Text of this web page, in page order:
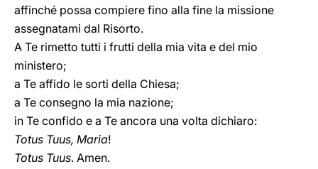
affinché possa compiere fino alla fine la missione
assegnatami dal Risorto.
A Te rimetto tutti i frutti della mia vita e del mio
ministero;
a Te affido le sorti della Chiesa;
a Te consegno la mia nazione;
in Te confido e a Te ancora una volta dichiaro:
Totus Tuus, Maria!
Totus Tuus. Amen.